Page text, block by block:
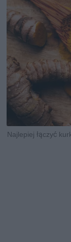
Najlepiej łączyć